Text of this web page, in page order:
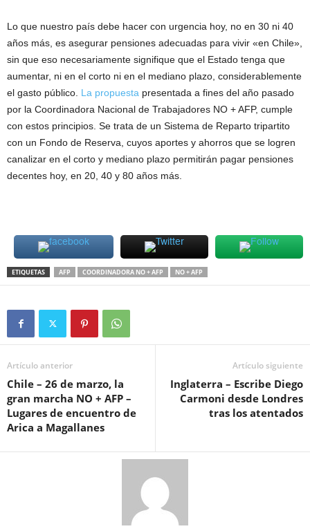
Lo que nuestro país debe hacer con urgencia hoy, no en 30 ni 40
años más, es asegurar pensiones adecuadas para vivir «en Chile»,
sin que eso necesariamente signifique que el Estado tenga que
aumentar, ni en el corto ni en el mediano plazo, considerablemente
el gasto público. La propuesta presentada a fines del año pasado
por la Coordinadora Nacional de Trabajadores NO + AFP, cumple
con estos principios. Se trata de un Sistema de Reparto tripartito
con un Fondo de Reserva, cuyos aportes y ahorros que se logren
canalizar en el corto y mediano plazo permitirán pagar pensiones
decentes hoy, en 20, 40 y 80 años más.
ETIQUETAS AFP COORDINADORA NO + AFP NO + AFP
Artículo anterior
Chile – 26 de marzo, la
gran marcha NO + AFP –
Lugares de encuentro de
Arica a Magallanes
Artículo siguiente
Inglaterra – Escribe Diego
Carmoni desde Londres
tras los atentados